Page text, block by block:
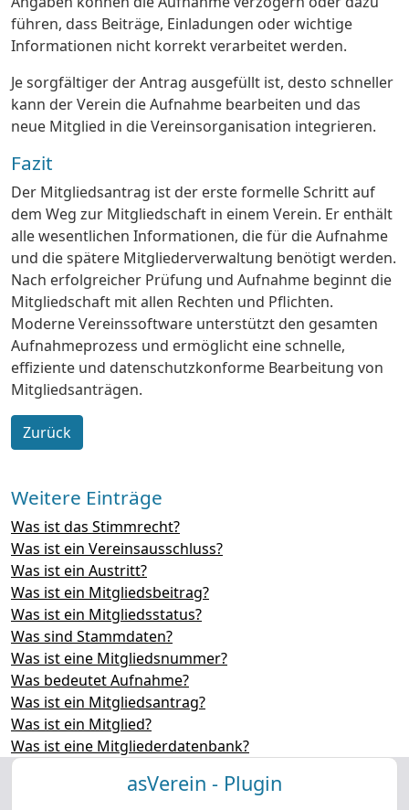
führen, dass Beiträge, Einladungen oder wichtige
Informationen nicht korrekt verarbeitet werden.
Je sorgfältiger der Antrag ausgefüllt ist, desto schneller
kann der Verein die Aufnahme bearbeiten und das
neue Mitglied in die Vereinsorganisation integrieren.
Fazit
Der Mitgliedsantrag ist der erste formelle Schritt auf
dem Weg zur Mitgliedschaft in einem Verein. Er enthält
alle wesentlichen Informationen, die für die Aufnahme
und die spätere Mitgliederverwaltung benötigt werden.
Nach erfolgreicher Prüfung und Aufnahme beginnt die
Mitgliedschaft mit allen Rechten und Pflichten.
Moderne Vereinssoftware unterstützt den gesamten
Aufnahmeprozess und ermöglicht eine schnelle,
effiziente und datenschutzkonforme Bearbeitung von
Mitgliedsanträgen.
Zurück
Weitere Einträge
Was ist das Stimmrecht?
Was ist ein Vereinsausschluss?
Was ist ein Austritt?
Was ist ein Mitgliedsbeitrag?
Was ist ein Mitgliedsstatus?
Was sind Stammdaten?
Was ist eine Mitgliedsnummer?
Was bedeutet Aufnahme?
Was ist ein Mitgliedsantrag?
Was ist ein Mitglied?
Was ist eine Mitgliederdatenbank?
asVerein - Plugin